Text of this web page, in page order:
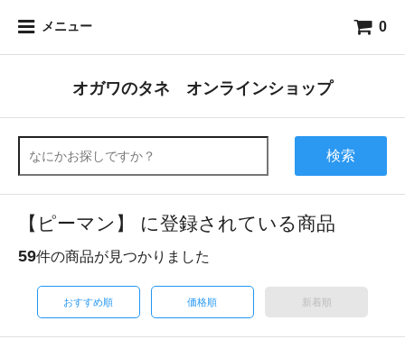
メニュー 0
オガワのタネ オンラインショップ
検索
【ピーマン】 に登録されている商品
59件の商品が見つかりました
おすすめ順 価格順 新着順